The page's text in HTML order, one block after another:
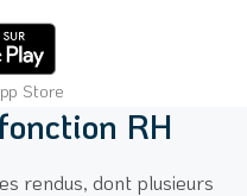
Store
RH
rendus, dont plusieurs